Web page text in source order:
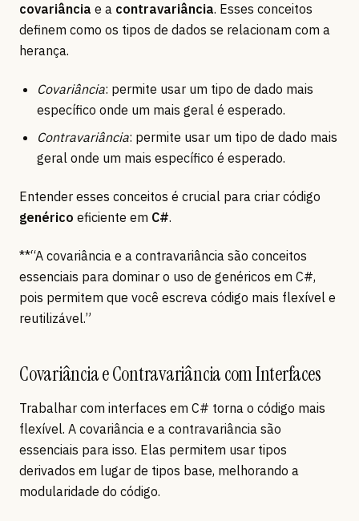
covariância e a contravariância. Esses conceitos
definem como os tipos de dados se relacionam com a
herança.
Covariância: permite usar um tipo de dado mais
específico onde um mais geral é esperado.
Contravariância: permite usar um tipo de dado mais
geral onde um mais específico é esperado.
Entender esses conceitos é crucial para criar código
genérico eficiente em C#.
**“A covariância e a contravariância são conceitos
essenciais para dominar o uso de genéricos em C#,
pois permitem que você escreva código mais flexível e
reutilizável.”
Covariância e Contravariância com Interfaces
Trabalhar com interfaces em C# torna o código mais
flexível. A covariância e a contravariância são
essenciais para isso. Elas permitem usar tipos
derivados em lugar de tipos base, melhorando a
modularidade do código.